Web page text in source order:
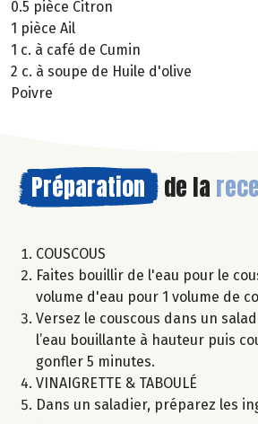
0.5 pièce Citron
1 pièce Ail
1 c. à café de Cumin
2 c. à soupe de Huile d'olive
Poivre
Préparation de la
COUSCOUS
Faites bouillir de l'eau pour le
volume d'eau pour 1 volume de
Versez le couscous dans un
l’eau bouillante à hauteur puis
gonfler 5 minutes.
VINAIGRETTE & TABOULÉ
Dans un saladier, préparez les